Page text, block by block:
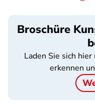
Broschüre
Laden Sie sich
erkennen